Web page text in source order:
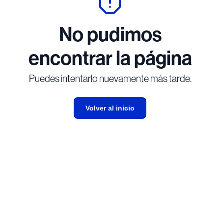
No pudimos
encontrar la página
Puedes intentarlo nuevamente más tarde.
Volver al inicio